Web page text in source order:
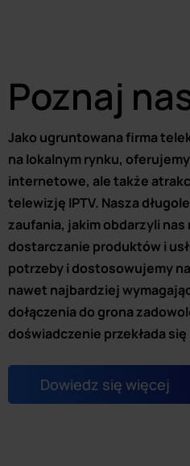
Poznaj
Jako ugruntowana firma
na lokalnym rynku,
internetowe, ale także
telewizję IPTV. Nasza
zaufania, jakim obdarzyli
dostarczanie produktów i
potrzeby i dostosowujemy
nawet najbardziej
dołączenia do grona
doświadczenie przekłada
Dowiedz się więcej